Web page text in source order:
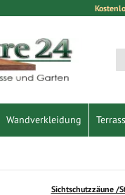
Wandverkleidung
Sichtschutzzäune /